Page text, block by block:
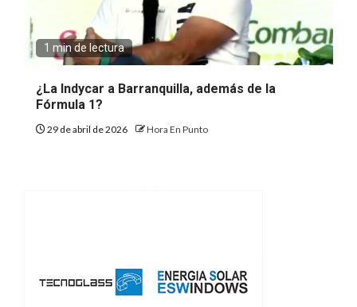
1 min de lectura
¿La Indycar a Barranquilla, además de la
Fórmula 1?
29 de abril de 2026 Hora En Punto